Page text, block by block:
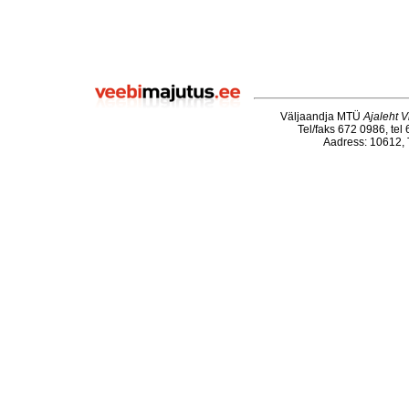
Väljaandja MTÜAjaleht
Tel/faks 672 0986, tel
Aadress: 10612,